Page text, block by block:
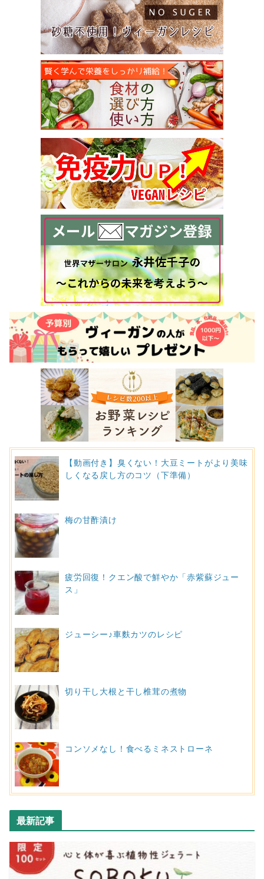
【動画付き】臭くない！大豆ミートがより美味
しくなる戻し方のコツ（下準備）
梅の甘酢漬け
疲労回復！クエン酸で鮮やか「赤紫蘇ジュー
ス」
ジューシー♪車麩カツのレシピ
切り干し大根と干し椎茸の煮物
コンソメなし！食べるミネストローネ
最新記事